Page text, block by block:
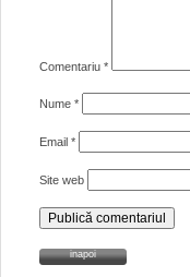
Comentariu *
Nume *
Email *
Site web
inapoi